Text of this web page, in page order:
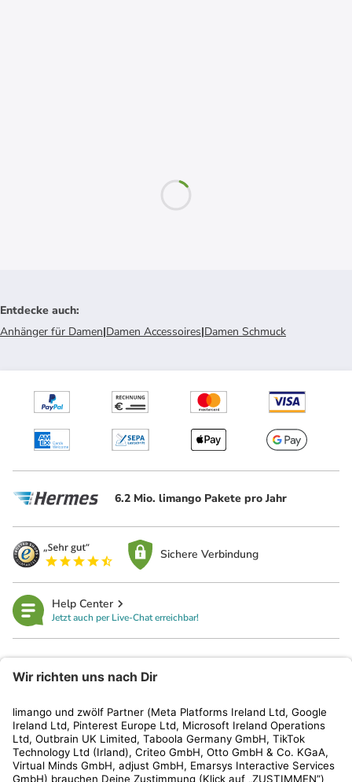
Entdecke auch:
Anhänger für Damen|Damen Accessoires|Damen Schmuck
6.2 Mio. limango Pakete pro Jahr
Sichere Verbindung
Help Center
Jetzt auch per Live-Chat erreichbar!
Kundenservice
Shop